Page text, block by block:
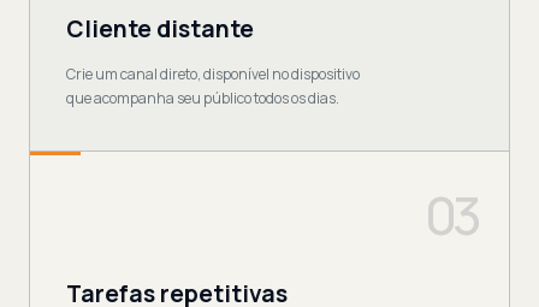
Cliente distante
Crie um canal direto, disponível no dispositivo
que acompanha seu público todos os dias.
03
Tarefas repetitivas